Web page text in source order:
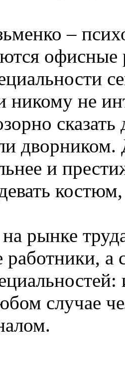
–
офисные
никому не
дворником.
и
рынке
а
случае